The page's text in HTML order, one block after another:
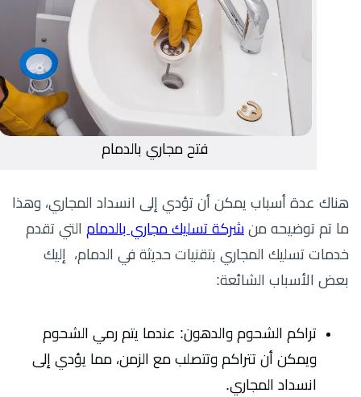
فتح مجاري بالدمام
هناك عدة أسباب يمكن أن تؤدي إلى انسداد المجاري، وهذا
ما تم توضيحه منشركة تسليك مجاري بالدمامالتي تقدم
خدمات تسليك المجاري بتقنيات حديثة في الدمام، إليك
بعض الأسباب الشائعة:
تراكم الشحوم والدهون: عندما يتم رمي الشحوم
ويمكن أن تتراكم وتتصلب مع الزمن، مما يؤدي إلى
انسداد المجاري.